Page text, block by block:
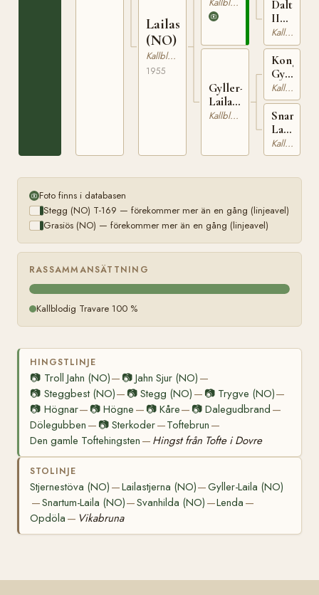
Lailastjerna
(NO)
Kallblodig Travare
1955
169
Gyller-
Laila
(NO)Kallblodig Travare
Dalterna
II
(NO)
T-
201
Kallblodig Travare
Kong
Gyller
(NO)
T-
111
Kallblodig Travare
Snartum-
Laila
(NO)
T-
Kallblodig Travare
Foto finns i databasen
Stegg (NO) T-169 — förekommer mer än en gång (linjeavel)
Grasiös (NO) — förekommer mer än en gång (linjeavel)
RASSAMMANSÄTTNING
Kallblodig Travare 100 %
HINGSTLINJE
📷 Troll Jahn (NO)— 📷Jahn Sjur (NO) —
📷 Steggbest (NO)— 📷Stegg (NO) — 📷 Trygve (NO)—
📷 Högnar— 📷Högne — 📷 Kåre— 📷 Dalegudbrand —
Dölegubben — 📷Sterkoder—Toftebrun —
Den gamle Toftehingsten — Hingst från Tofte i Dovre
STOLINJE
Stjernestöva (NO) —Lailastjerna (NO)—Gyller-Laila (NO)
—Snartum-Laila (NO)—Svanhilda (NO) —Lenda —
Opdöla — Vikabruna